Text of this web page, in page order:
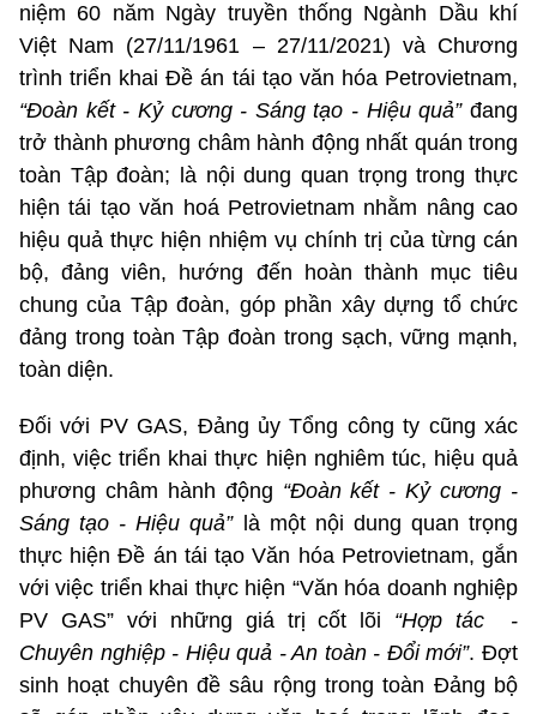
niệm 60 năm Ngày truyền thống Ngành Dầu khí
Việt Nam (27/11/1961 – 27/11/2021) và Chương
trình triển khai Đề án tái tạo văn hóa Petrovietnam,
“Đoàn kết - Kỷ cương - Sáng tạo - Hiệu quả” đang
trở thành phương châm hành động nhất quán trong
toàn Tập đoàn; là nội dung quan trọng trong thực
hiện tái tạo văn hoá Petrovietnam nhằm nâng cao
hiệu quả thực hiện nhiệm vụ chính trị của từng cán
bộ, đảng viên, hướng đến hoàn thành mục tiêu
chung của Tập đoàn, góp phần xây dựng tổ chức
đảng trong toàn Tập đoàn trong sạch, vững mạnh,
toàn diện.
Đối với PV GAS, Đảng ủy Tổng công ty cũng xác
định, việc triển khai thực hiện nghiêm túc, hiệu quả
phương châm hành động “Đoàn kết - Kỷ cương -
Sáng tạo - Hiệu quả”là một nội dung quan trọng
thực hiện Đề án tái tạo Văn hóa Petrovietnam, gắn
với việc triển khai thực hiện “Văn hóa doanh nghiệp
PV GAS” với những giá trị cốt lõi
“Hợp tác -
Chuyên nghiệp - Hiệu quả - An toàn - Đổi mới”. Đợt
sinh hoạt chuyên đề sâu rộng trong toàn Đảng bộ